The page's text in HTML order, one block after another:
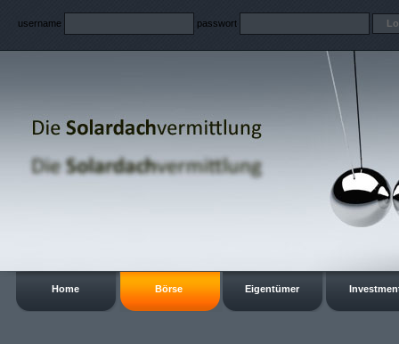
username passwort
Home Börse Eigentümer